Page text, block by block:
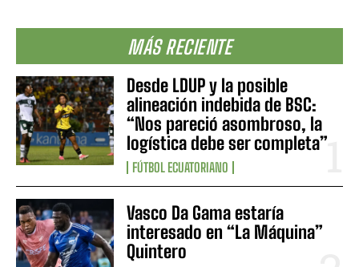
MÁS RECIENTE
Desde LDUP y la posible
alineación indebida de BSC:
“Nos pareció asombroso, la
logística debe ser completa”
FÚTBOL ECUATORIANO
Vasco Da Gama estaría
interesado en “La Máquina”
Quintero